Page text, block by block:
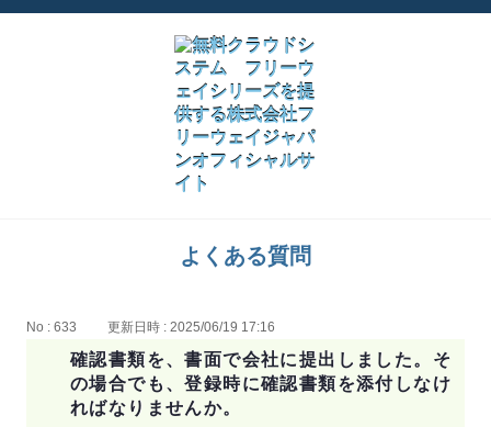
よくある質問
No : 633 更新日時 : 2025/06/19 17:16
確認書類を、書面で会社に提出しました。そ
の場合でも、登録時に確認書類を添付しなけ
ればなりませんか。